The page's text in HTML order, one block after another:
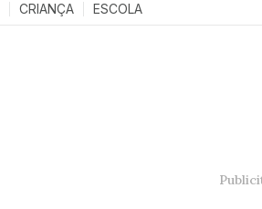
CRIANÇA ESCOLA